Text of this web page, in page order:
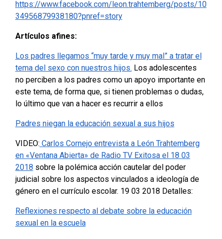
https://www.facebook.com/leon.trahtemberg/posts/10
34956879938180?pnref=story
Artículos afines:
Los padres llegamos “muy tarde y muy mal” a tratar el
tema del sexo con nuestros hijos. Los adolescentes
no perciben a los padres como un apoyo importante en
este tema, de forma que, si tienen problemas o dudas,
lo último que van a hacer es recurrir a ellos
Padres niegan la educación sexual a sus hijos
VIDEO: Carlos Cornejo entrevista a León Trahtemberg
en «Ventana Abierta» de Radio TV Exitosa el 18 03
2018 sobre la polémica acción cautelar del poder
judicial sobre los aspectos vinculados a ideología de
género en el currículo escolar. 19 03 2018 Detalles:
Reflexiones respecto al debate sobre la educación
sexual en la escuela